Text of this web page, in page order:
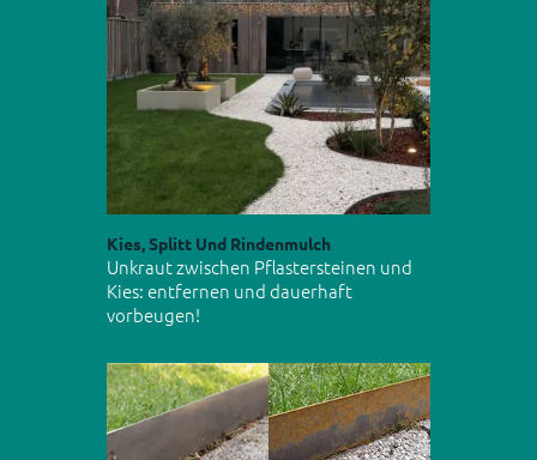
Kies, Splitt Und Rindenmulch
Unkraut zwischen Pflastersteinen und
Kies: entfernen und dauerhaft
vorbeugen!